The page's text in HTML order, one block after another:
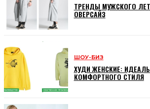
ТРЕНДЫ МУЖСКОГО
ОВЕРСАЙЗ
ШОУ-БИЗ
ХУДИ ЖЕНСКИЕ:
КОМФОРТНОГО СТИЛЯ